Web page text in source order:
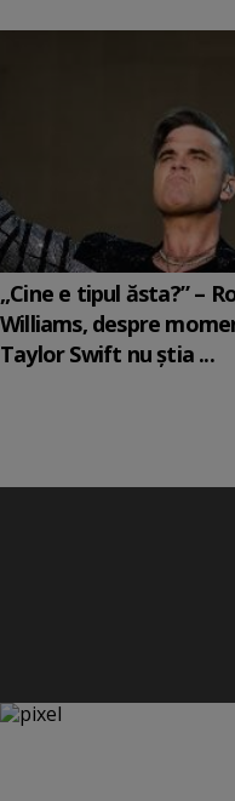
„Cine e tipul ăsta?” –
Williams, despre
Taylor Swift nu știa ...